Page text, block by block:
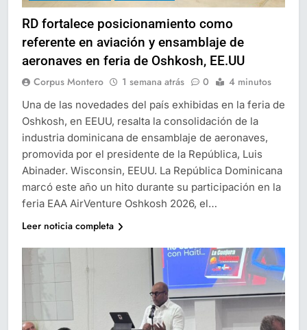
RD fortalece posicionamiento como
referente en aviación y ensamblaje de
aeronaves en feria de Oshkosh, EE.UU
Corpus Montero 1 semana atrás 0 4 minutos
Una de las novedades del país exhibidas en la feria de
Oshkosh, en EEUU, resalta la consolidación de la
industria dominicana de ensamblaje de aeronaves,
promovida por el presidente de la República, Luis
Abinader. Wisconsin, EEUU. La República Dominicana
marcó este año un hito durante su participación en la
feria EAA AirVenture Oshkosh 2026, el…
Leer noticia completa